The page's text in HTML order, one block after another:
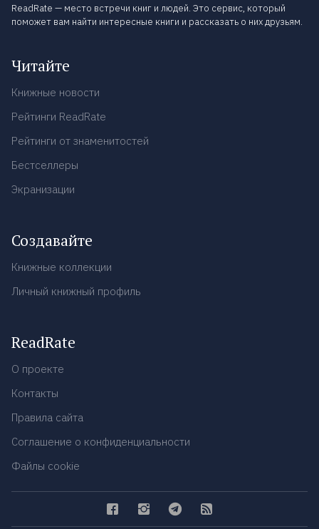
ReadRate — место встречи книг и людей. Это сервис, который
поможет вам найти интересные книги и рассказать о них друзьям.
Читайте
Книжные новости
Рейтинги ReadRate
Рейтинги от знаменитостей
Бестселлеры
Экранизации
Создавайте
Книжные коллекции
Личный книжный профиль
ReadRate
О проекте
Контакты
Правила сайта
Соглашение о конфиденциальности
Файлы cookie